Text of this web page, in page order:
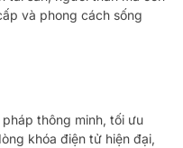
và phong cách sống
pháp thông minh, tối ưu
khóa điện tử hiện đại,